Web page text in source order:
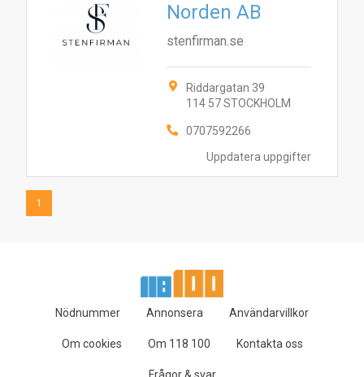
Uppdatera uppgifter
Norden AB
stenfirman.se
Riddargatan 39
114 57 STOCKHOLM
0707592266
1
Nödnummer Annonsera Användarvillkor
Om cookies Om 118 100 Kontakta oss